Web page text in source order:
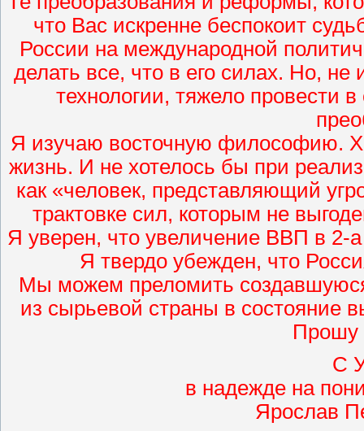
что Вас искренне беспокоит
России на международной
делать все, что в его силах. Но, не
технологии, тяжело провести
Я изучаю восточную философию.
жизнь. И не хотелось бы при
как «человек, представляющий
трактовке сил, которым не
Я уверен, что увеличение ВВП в 2-
Я твердо убежден, что
Мы можем преломить
из сырьевой страны в состояние
Прошу
С
в надежде на
Ярослав